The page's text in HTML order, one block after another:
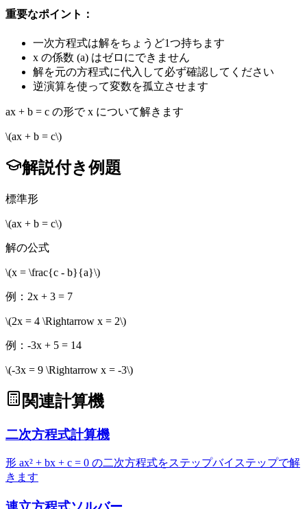
重要なポイント：
一次方程式は解をちょうど1つ持ちます
x の係数 (a) はゼロにできません
解を元の方程式に代入して必ず確認してください
逆演算を使って変数を孤立させます
ax + b = c の形で x について解きます
\(ax + b = c\)
解説付き例題
標準形
\(ax + b = c\)
解の公式
\(x = \frac{c - b}{a}\)
例：2x + 3 = 7
\(2x = 4 \Rightarrow x = 2\)
例：-3x + 5 = 14
\(-3x = 9 \Rightarrow x = -3\)
関連計算機
二次方程式計算機
形 ax² + bx + c = 0 の二次方程式をステップバイステップで解
きます